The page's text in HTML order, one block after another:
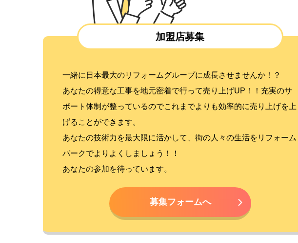
加盟店募集
一緒に日本最大のリフォームグループに成長させませんか！？
あなたの得意な工事を地元密着で行って売り上げUP！！充実のサ
ポート体制が整っているのでこれまでよりも効率的に売り上げを上
げることができます。
あなたの技術力を最大限に活かして、街の人々の生活をリフォーム
パークでよりよくしましょう！！
あなたの参加を待っています。
募集フォームへ